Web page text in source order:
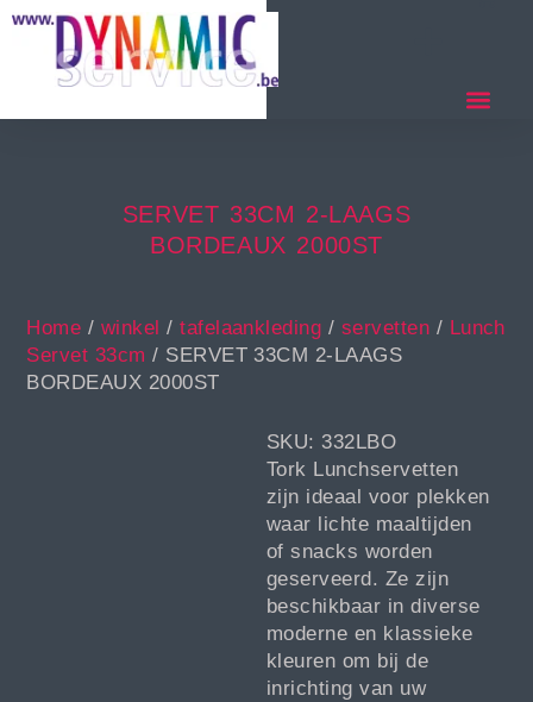
SERVET 33CM 2-LAAGS
BORDEAUX 2000ST
Home / winkel /tafelaankleding / servetten / Lunch
Servet 33cm / SERVET 33CM 2-LAAGS
BORDEAUX 2000ST
SKU: 332LBO
Tork Lunchservetten
zijn ideaal voor plekken
waar lichte maaltijden
of snacks worden
geserveerd. Ze zijn
beschikbaar in diverse
moderne en klassieke
kleuren om bij de
inrichting van uw